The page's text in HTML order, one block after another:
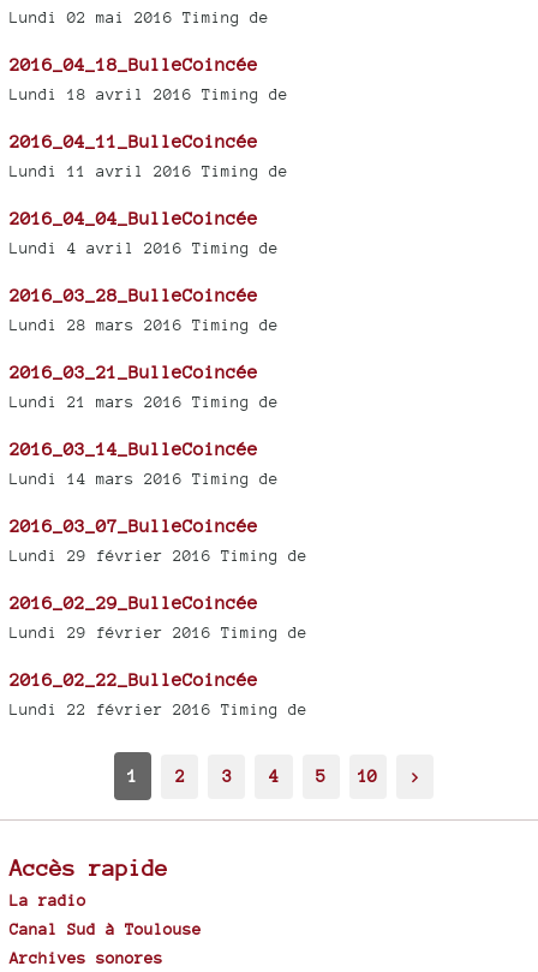
Lundi 02 mai 2016 Timing de
2016_04_18_BulleCoincée
Lundi 18 avril 2016 Timing de
2016_04_11_BulleCoincée
Lundi 11 avril 2016 Timing de
2016_04_04_BulleCoincée
Lundi 4 avril 2016 Timing de
2016_03_28_BulleCoincée
Lundi 28 mars 2016 Timing de
2016_03_21_BulleCoincée
Lundi 21 mars 2016 Timing de
2016_03_14_BulleCoincée
Lundi 14 mars 2016 Timing de
2016_03_07_BulleCoincée
Lundi 29 février 2016 Timing de
2016_02_29_BulleCoincée
Lundi 29 février 2016 Timing de
2016_02_22_BulleCoincée
Lundi 22 février 2016 Timing de
1 2 3 4 5 10 >
Accès rapide
La radio
Canal Sud à Toulouse
Archives sonores